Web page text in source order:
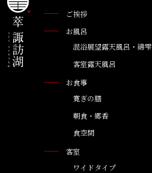
ご挨拶
お風呂
混浴展望露天風呂・綿雫
客室露天風呂
お食事
寛ぎの膳
朝食・郷香
食空間
客室
ワイドタイプ